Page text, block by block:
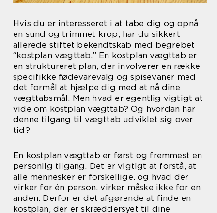
Hvis du er interesseret i at tabe dig og opnå
en sund og trimmet krop, har du sikkert
allerede stiftet bekendtskab med begrebet
“kostplan vægttab.” En kostplan vægttab er
en struktureret plan, der involverer en række
specifikke fødevarevalg og spisevaner med
det formål at hjælpe dig med at nå dine
vægttabsmål. Men hvad er egentlig vigtigt at
vide om kostplan vægttab? Og hvordan har
denne tilgang til vægttab udviklet sig over
tid?
En kostplan vægttab er først og fremmest en
personlig tilgang. Det er vigtigt at forstå, at
alle mennesker er forskellige, og hvad der
virker for én person, virker måske ikke for en
anden. Derfor er det afgørende at finde en
kostplan, der er skræddersyet til dine